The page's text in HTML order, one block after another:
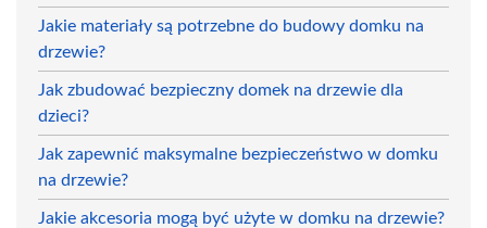
Jakie materiały są potrzebne do budowy domku na
drzewie?
Jak zbudować bezpieczny domek na drzewie dla
dzieci?
Jak zapewnić maksymalne bezpieczeństwo w domku
na drzewie?
Jakie akcesoria mogą być użyte w domku na drzewie?